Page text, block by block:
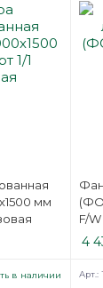
мм
F/
4
в наличии Арт.: